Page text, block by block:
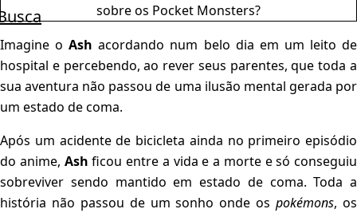
Imagine oAsh acordando num belo dia em um leito de
hospital e percebendo, ao rever seus parentes, que toda a
sua aventura não passou de uma ilusão mental gerada por
um estado de coma.
Após um acidente de bicicleta ainda no primeiro episódio
do anime, Ash ficou entre a vida e a morte e só conseguiu
sobreviver sendo mantido em estado de coma. Toda a
história não passou de um sonho onde ospokémons, os